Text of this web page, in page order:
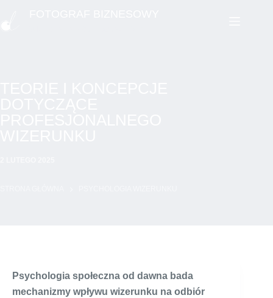
Psychologia społeczna od dawna bada
mechanizmy wpływu wizerunku na odbiór